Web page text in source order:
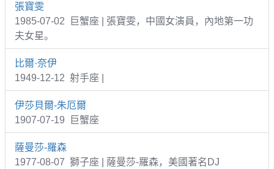
張寶雯
1985-07-02 巨蟹座 | 張寶雯，中國女演員，內地第一功
夫女星。
比爾·奈伊
1949-12-12 射手座 |
伊莎貝爾-朱厄爾
1907-07-19 巨蟹座
薩曼莎-羅森
1977-08-07 獅子座 | 薩曼莎-羅森，美國著名DJ